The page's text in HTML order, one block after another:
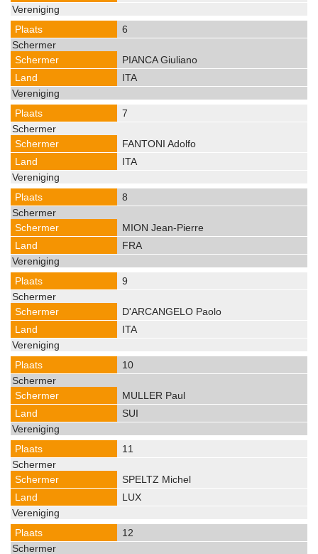
6
PIANCA Giuliano
ITA
7
FANTONI Adolfo
ITA
8
MION Jean-Pierre
FRA
9
D'ARCANGELO Paolo
ITA
10
MULLER Paul
SUI
11
SPELTZ Michel
LUX
12